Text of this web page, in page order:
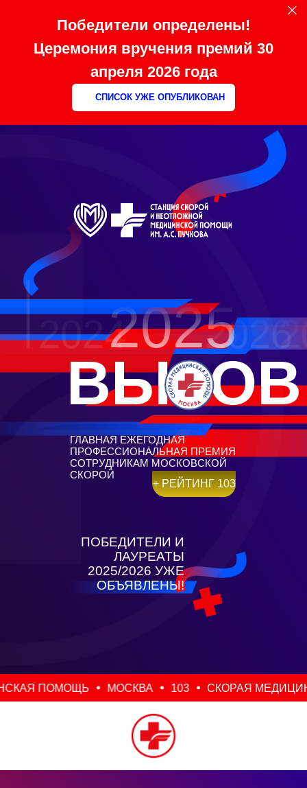
Победители определены!
Церемония вручения премий 30
апреля 2026 года
СПИСОК УЖЕ ОПУБЛИКОВАН
202420252026
ВЫЗОВ
ГЛАВНАЯ ЕЖЕГОДНАЯ
ПРОФЕССИОНАЛЬНАЯ ПРЕМИЯ
СОТРУДНИКАМ МОСКОВСКОЙ
СКОРОЙ
ПОБЕДИТЕЛИ И
ЛАУРЕАТЫ
2025/2026 УЖЕ
ОБЪЯВЛЕНЫ!
+ РЕЙТИНГ 103
ПОМОЩЬ МОСКВА 103 СКОРАЯ